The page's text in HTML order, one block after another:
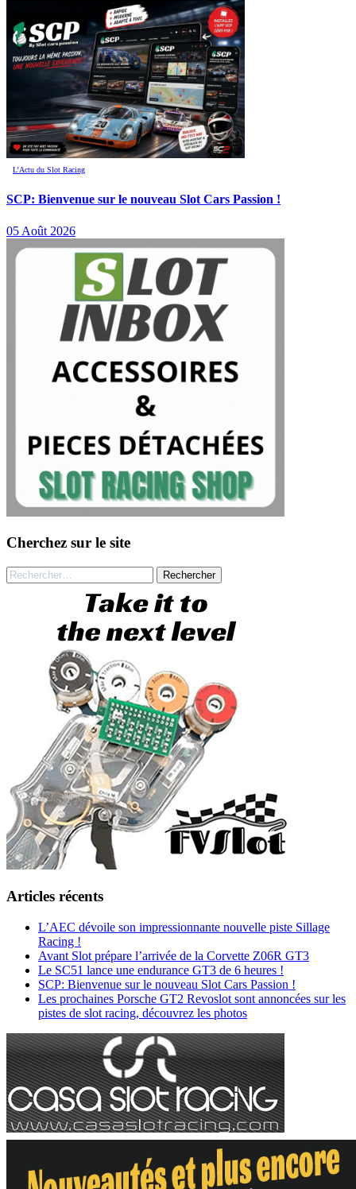
L’Actu du Slot Racing
SCP: Bienvenue sur le nouveau Slot Cars Passion !
05 Août 2026
Cherchez sur le site
Rechercher :
Articles récents
L’AEC dévoile son impressionnante nouvelle piste Sillage
Racing !
Avant Slot prépare l’arrivée de la Corvette Z06R GT3
Le SC51 lance une endurance GT3 de 6 heures !
SCP: Bienvenue sur le nouveau Slot Cars Passion !
Les prochaines Porsche GT2 Revoslot sont annoncées sur les
pistes de slot racing, découvrez les photos